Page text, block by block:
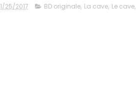
1/25/2017 BD originale, La cave, Le cave,